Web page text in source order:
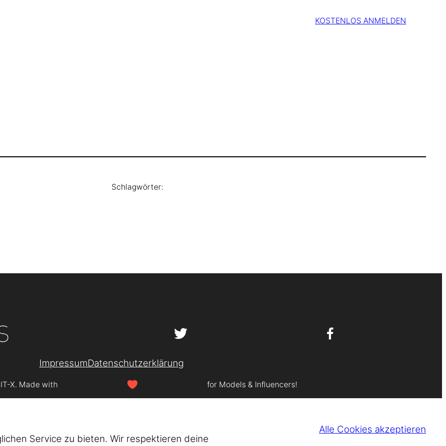
KOSTENLOS ANMELDEN
Schlagwörter:
ImpressumDatenschutzerklärung
X. Made with for Models & Influencers!
Service zu bieten. Wir respektieren deine
Alle Cookies akzeptieren